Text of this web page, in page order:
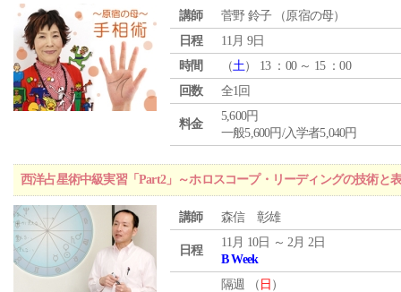
講師
菅野 鈴子 （原宿の母）
日程
11月 9日
時間
（土） 13 ：00 ～ 15 ：00
回数
全1回
料金
5,600円
一般5,600円/入学者5,040円
西洋占星術中級実習「Part2」～ホロスコープ・リーディングの技術と
講師 森信 彰雄
日程
11月 10日 ～ 2月 2日
B Week
隔週 （ 日 ）